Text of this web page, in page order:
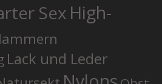
Sex High-
Lack und Leder